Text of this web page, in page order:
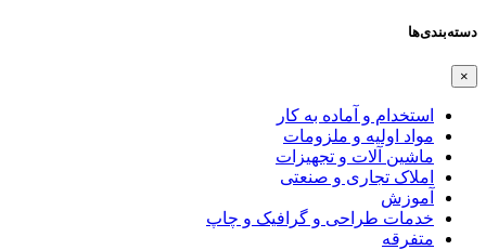
دسته‌بندی‌ها
×
استخدام و آماده به کار
مواد اولیه و ملزومات
ماشین آلات و تجهیزات
املاک تجاری و صنعتی
آموزش
خدمات طراحی و گرافیک و چاپ
متفرقه